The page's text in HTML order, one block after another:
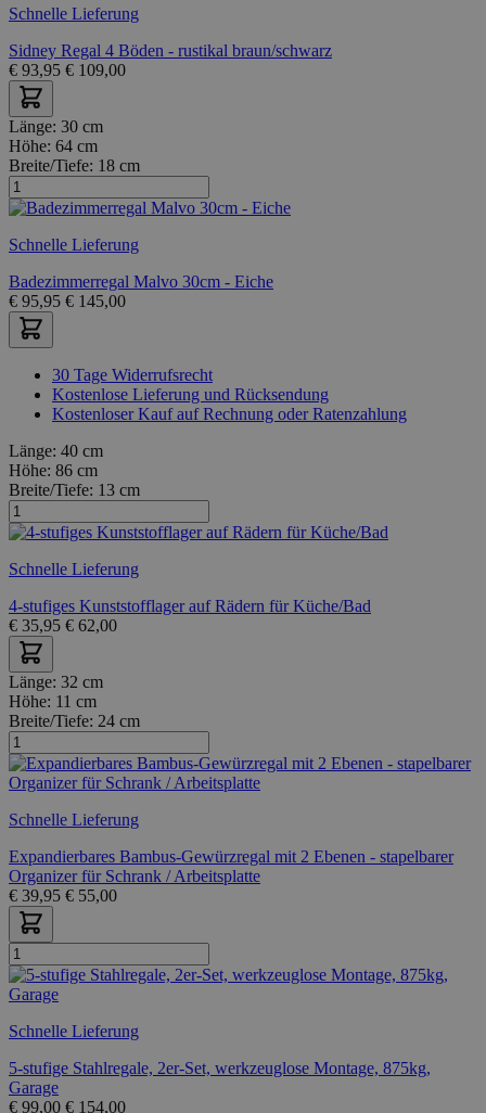
Schnelle Lieferung
Sidney Regal 4 Böden - rustikal braun/schwarz
€ 93,95 € 109,00
Länge: 30 cm
Höhe: 64 cm
Breite/Tiefe: 18 cm
Schnelle Lieferung
Badezimmerregal Malvo 30cm - Eiche
€ 95,95 € 145,00
30 Tage Widerrufsrecht
Kostenlose Lieferung und Rücksendung
Kostenloser Kauf auf Rechnung oder Ratenzahlung
Länge: 40 cm
Höhe: 86 cm
Breite/Tiefe: 13 cm
Schnelle Lieferung
4-stufiges Kunststofflager auf Rädern für Küche/Bad
€ 35,95 € 62,00
Länge: 32 cm
Höhe: 11 cm
Breite/Tiefe: 24 cm
Schnelle Lieferung
Expandierbares Bambus-Gewürzregal mit 2 Ebenen - stapelbarer
Organizer für Schrank / Arbeitsplatte
€ 39,95 € 55,00
Schnelle Lieferung
5-stufige Stahlregale, 2er-Set, werkzeuglose Montage, 875kg,
Garage
€ 99,00 € 154,00